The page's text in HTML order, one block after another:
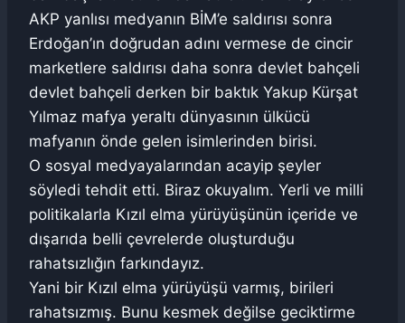
AKP yanlısı medyanın BİM’e saldırısı sonra
Erdoğan’ın doğrudan adını vermese de cincir
marketlere saldırısı daha sonra devlet bahçeli
devlet bahçeli derken bir baktık Yakup Kürşat
Yılmaz mafya yeraltı dünyasının ülkücü
mafyanın önde gelen isimlerinden birisi.
O sosyal medyayalarından acayip şeyler
söyledi tehdit etti. Biraz okuyalım. Yerli ve milli
politikalarla Kızıl elma yürüyüşünün içeride ve
dışarıda belli çevrelerde oluşturduğu
rahatsızlığın farkındayız.
Yani bir Kızıl elma yürüyüşü varmış, birileri
rahatsızmış. Bunu kesmek değilse geciktirme